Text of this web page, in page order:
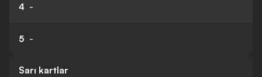
4 -
5 -
Sarı kartlar